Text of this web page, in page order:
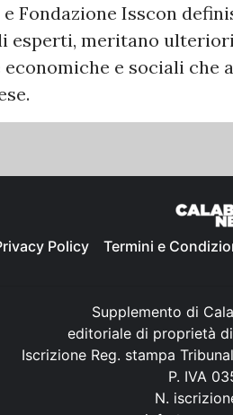
Fondazione Isscon
esperti, meritano
e sociali che
Policy Termini e
Supplemento di
editoriale di proprietà
Iscrizione Reg. stampa
P. IVA
N.